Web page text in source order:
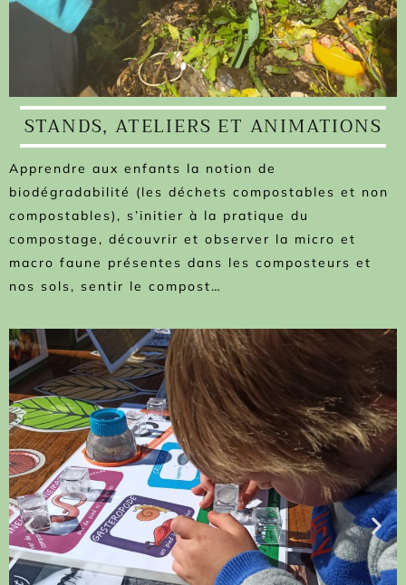
STANDS, ATELIERS ET ANIMATIONS
Apprendre aux enfants la notion de
biodégradabilité (les déchets compostables et non
compostables), s’initier à la pratique du
compostage, découvrir et observer la micro et
macro faune présentes dans les composteurs et
nos sols, sentir le compost…